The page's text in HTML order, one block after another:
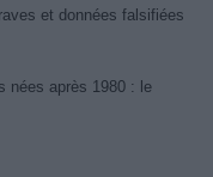
et données falsifiées
nées après 1980 : le